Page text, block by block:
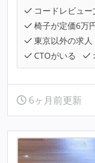
コードレビュー
椅子が定価6万
東京以外の求人
CTOがいる
6ヶ月前更新